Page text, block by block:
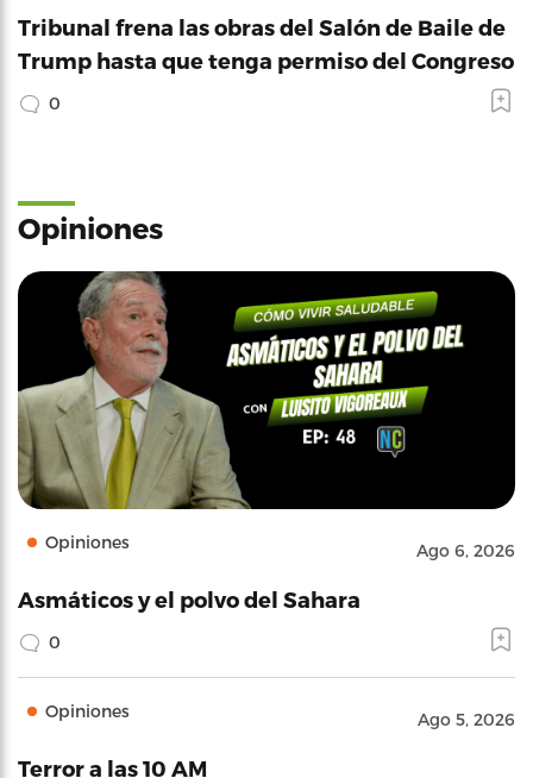
Tribunal frena las obras del Salón de Baile de
Trump hasta que tenga permiso del Congreso
0
Opiniones
Opiniones Ago 6, 2026
Asmáticos y el polvo del Sahara
0
Opiniones Ago 5, 2026
Terror a las 10 AM